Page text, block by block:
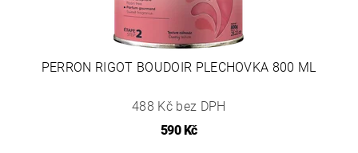
PERRON RIGOT BOUDOIR PLECHOVKA 800 ML
488 Kč bez DPH
590 Kč